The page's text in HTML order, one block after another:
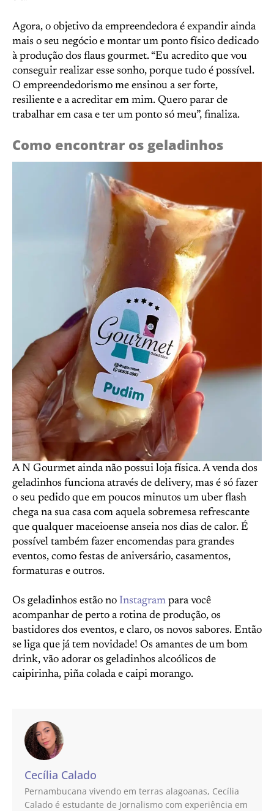
Agora, o objetivo da empreendedora é expandir ainda
mais o seu negócio e montar um ponto físico dedicado
à produção dos flaus gourmet. “Eu acredito que vou
conseguir realizar esse sonho, porque tudo é possível.
O empreendedorismo me ensinou a ser forte,
resiliente e a acreditar em mim. Quero parar de
trabalhar em casa e ter um ponto só meu”, finaliza.
Como encontrar os geladinhos
A N Gourmet ainda não possui loja física. A venda dos
geladinhos funciona através de delivery, mas é só fazer
o seu pedido que em poucos minutos um uber flash
chega na sua casa com aquela sobremesa refrescante
que qualquer maceioense anseia nos dias de calor. É
possível também fazer encomendas para grandes
eventos, como festas de aniversário, casamentos,
formaturas e outros.
Os geladinhos estão no Instagram para você
acompanhar de perto a rotina de produção, os
bastidores dos eventos, e claro, os novos sabores. Então
se liga que já tem novidade! Os amantes de um bom
drink, vão adorar os geladinhos alcoólicos de
caipirinha, piña colada e caipi morango.
Cecília Calado
Pernambucana vivendo em terras alagoanas, Cecília
Calado é estudante de Jornalismo com experiência em